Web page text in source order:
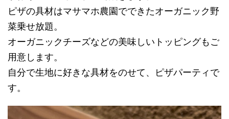
ピザの具材はマサマホ農園でできたオーガニック野
菜乗せ放題。
オーガニックチーズなどの美味しいトッピングもご
用意します。
自分で生地に好きな具材をのせて、ピザパーティで
す。